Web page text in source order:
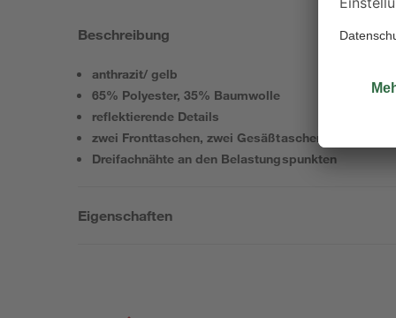
Beschreibung
anthrazit/ gelb
65% Polyester, 35% Baumwolle
reflektierende Details
zwei Fronttaschen, zwei Gesäßtaschen mit
Dreifachnähte an den Belastungspunkten
Eigenschaften